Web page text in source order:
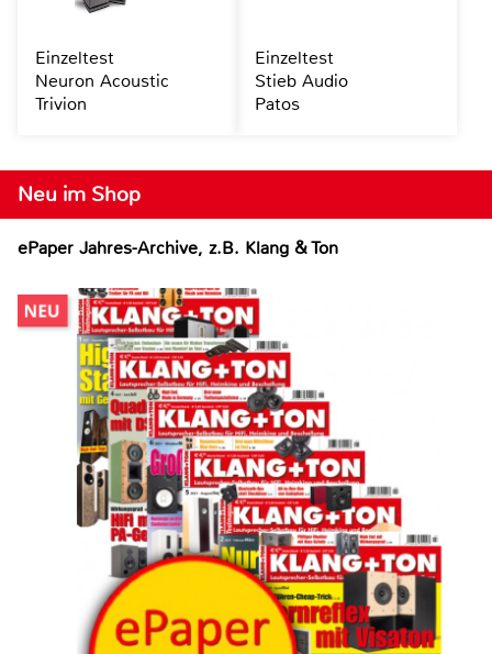
Neu im Shop
ePaper Jahres-Archive, z.B. Klang & Ton
Einzeltest
Neuron Acoustic
Trivion
Einzeltest
Stieb Audio
Patos